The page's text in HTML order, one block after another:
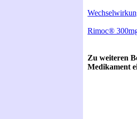
Rimoc®
Zu weiteren
Medikament